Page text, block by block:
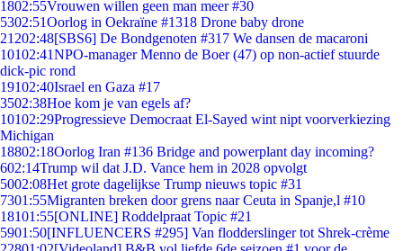
1802:55Vrouwen willen geen man meer #30
5302:51Oorlog in Oekraïne #1318 Drone baby drone
21202:48[SBS6] De Bondgenoten #317 We dansen de macaroni
10102:41NPO-manager Menno de Boer (47) op non-actief stuurde
dick-pic rond
19102:40Israel en Gaza #17
3502:38Hoe kom je van egels af?
10102:29Progressieve Democraat El-Sayed wint nipt voorverkiezing
Michigan
18802:18Oorlog Iran #136 Bridge and powerplant day incoming?
602:14Trump wil dat J.D. Vance hem in 2028 opvolgt
5002:08Het grote dagelijkse Trump nieuws topic #31
7301:55Migranten breken door grens naar Ceuta in Spanje,l #10
18101:55[ONLINE] Roddelpraat Topic #21
5901:50[INFLUENCERS #295] Van flodderslinger tot Shrek-crème